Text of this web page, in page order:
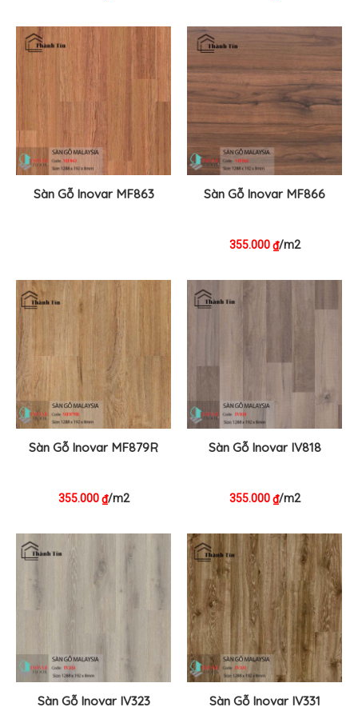
Sàn Gỗ Inovar MF863 Sàn Gỗ Inovar MF866
355.000₫/m2
Sàn Gỗ Inovar MF879R
355.000₫/m2
Sàn Gỗ Inovar IV818
355.000₫/m2
Sàn Gỗ Inovar IV323 Sàn Gỗ Inovar IV331